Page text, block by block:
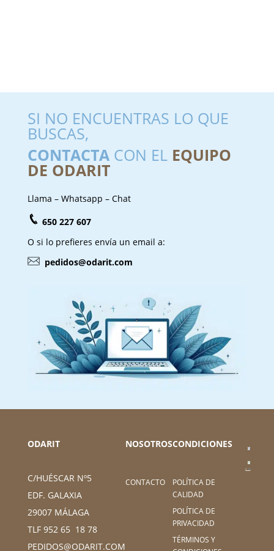
SI NO ENCUENTRAS LO QUE
BUSCAS,
CONTACTACON EL EQUIPO
DE ODARIT
Llama – Whatsapp – Chat
650 227 607
O si lo prefieres envía un email a:
pedidos@odarit.com
ODARIT
C/HUÉSCAR Nº5
EDF. GALAXIA
29007 MÁLAGA
TLF 952 65 18 78
PEDIDOS@ODARIT.COM
NOSOTROS
CONTACTO
CONDICIONES
POLÍTICA DE
CALIDAD
POLÍTICA DE
PRIVACIDAD
TÉRMINOS Y